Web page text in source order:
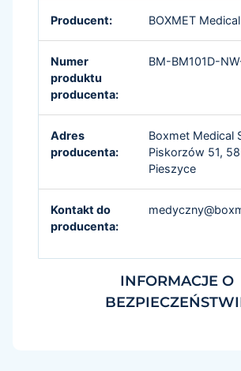
INFORMACJE O
Producent: BOXMET Medical
Numer
produktu
producenta:
BM-BM101D-
Adres
producenta:
Boxmet Medical
Piskorzów 51,
Pieszyce
Kontakt do
producenta: